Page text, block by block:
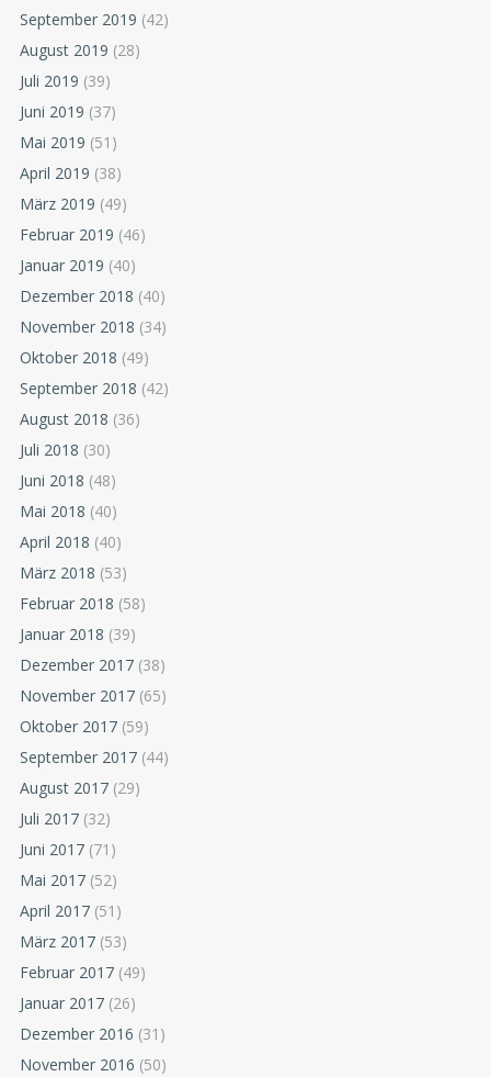
September 2019 (42)
August 2019 (28)
Juli 2019 (39)
Juni 2019 (37)
Mai 2019 (51)
April 2019 (38)
März 2019 (49)
Februar 2019 (46)
Januar 2019 (40)
Dezember 2018 (40)
November 2018 (34)
Oktober 2018 (49)
September 2018 (42)
August 2018 (36)
Juli 2018 (30)
Juni 2018 (48)
Mai 2018 (40)
April 2018 (40)
März 2018 (53)
Februar 2018 (58)
Januar 2018 (39)
Dezember 2017 (38)
November 2017 (65)
Oktober 2017 (59)
September 2017 (44)
August 2017 (29)
Juli 2017 (32)
Juni 2017 (71)
Mai 2017 (52)
April 2017 (51)
März 2017 (53)
Februar 2017 (49)
Januar 2017 (26)
Dezember 2016 (31)
November 2016 (50)